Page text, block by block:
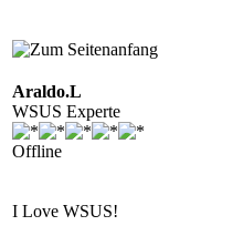
Araldo.L
WSUS Experte
Offline
I Love WSUS!